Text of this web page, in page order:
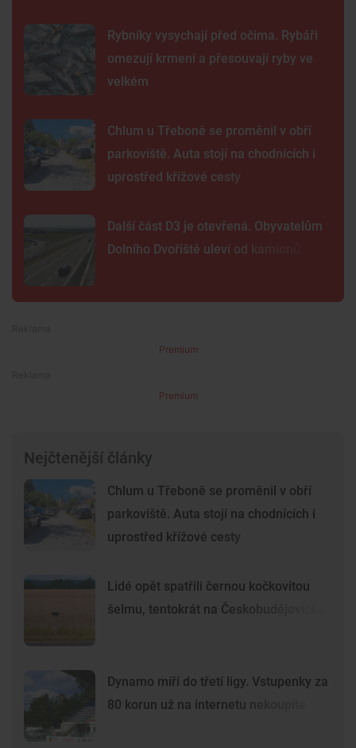
Rybníky vysychají před očima. Rybáři
omezují krmení a přesouvají ryby ve
velkém
Chlum u Třeboně se proměnil v obří
parkoviště. Auta stojí na chodnících i
uprostřed křížové cesty
Další část D3 je otevřená. Obyvatelům
Dolního Dvořiště uleví od kamionů
Premium
Premium
Nejčtenější články
Chlum u Třeboně se proměnil v obří
parkoviště. Auta stojí na chodnících i
uprostřed křížové cesty
Lidé opět spatřili černou kočkovitou
šelmu, tentokrát na Českobudějovicku
Dynamo míří do třetí ligy. Vstupenky za
80 korun už na internetu nekoupíte